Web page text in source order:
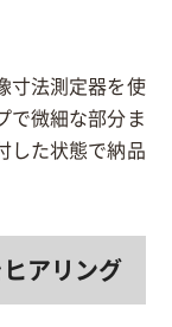
寸法測定器を使
で微細な部分ま
した状態で納品
アリング